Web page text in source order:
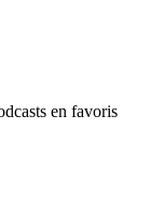
en favoris